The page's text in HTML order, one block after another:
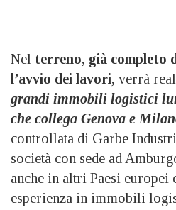
Nel terreno, già completo
l’avvio dei lavori, verrà
grandi immobili logistici
che collega Genova e
controllata di Garbe
società con sede ad
anche in altri Paesi europei
esperienza in immobili